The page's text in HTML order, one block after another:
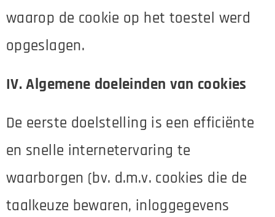
waarop de cookie op het toestel werd
opgeslagen.
IV. Algemene doeleinden van cookies
De eerste doelstelling is een efficiënte
en snelle internetervaring te
waarborgen (bv. d.m.v. cookies die de
taalkeuze bewaren, inloggegevens